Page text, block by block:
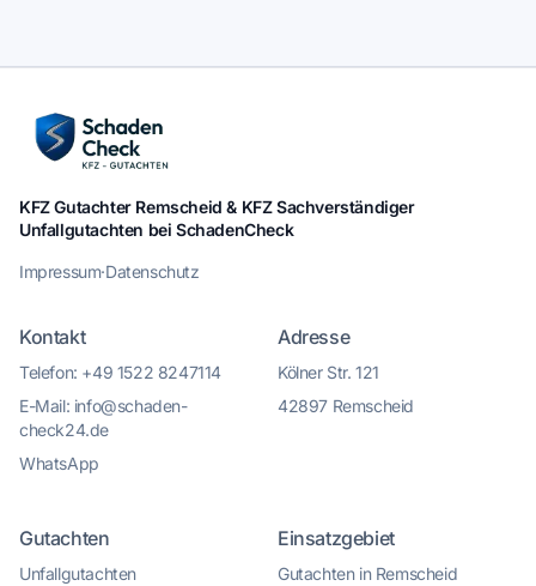
KFZ Gutachter Remscheid & KFZ Sachverständiger
Unfallgutachten bei SchadenCheck
Impressum·Datenschutz
Kontakt
Telefon: +49 1522 8247114
E-Mail: info@schaden-
check24.de
WhatsApp
Adresse
Kölner Str. 121
42897 Remscheid
Gutachten
Unfallgutachten
Einsatzgebiet
Gutachten in Remscheid